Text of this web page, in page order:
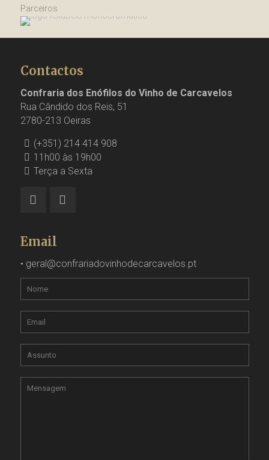
Parceiros
Contactos
Confraria dos Enófilos do Vinho de Carcavelos
Rua Cândido dos Reis, 51
2780-213 Oeiras
(+351) 214 414 908
11h00 às 19h00
Terça a Sexta
Email
• geral@confrariadovinhodecarcavelos.pt